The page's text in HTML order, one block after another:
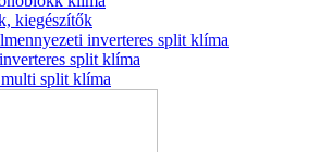
kiegészítők
inverteres split klíma
split klíma
split klíma